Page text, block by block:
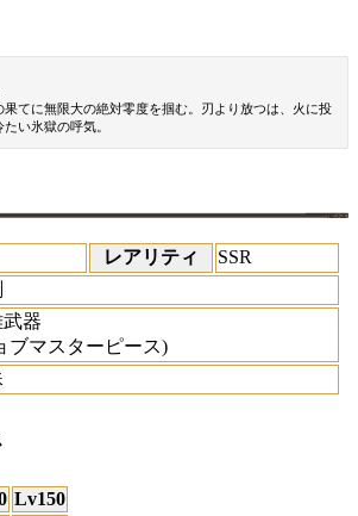
てに無限大の絶対零度を掴む。刃より放つは、火に投
い氷獄の呼気。
レアリティ
SSR
器
ブマスターピース)
Lv150